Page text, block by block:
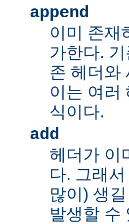
append
이미 존재
가한다.
존 헤더와
이는 여러
식이다.
add
헤더가 이
다. 그래
많이) 생
발생할 수